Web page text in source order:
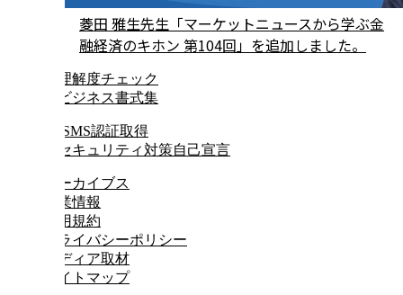
菱田 雅生先生「マーケットニュースから学ぶ金
融経済のキホン 第104回」を追加しました。
アーカイブス
企業情報
利用規約
プライバシーポリシー
メディア取材
サイトマップ